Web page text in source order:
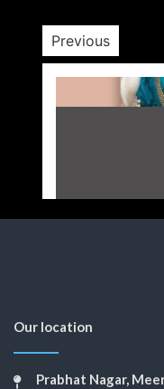
Previous
Our location
Prabhat Nagar,